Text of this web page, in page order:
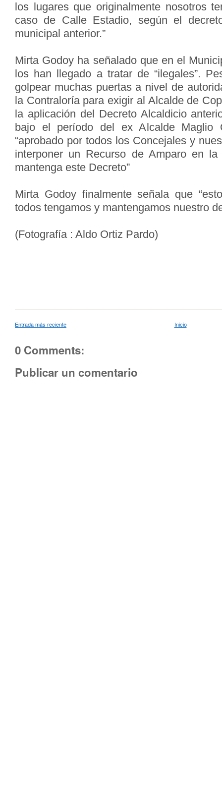
los lugares que originalmente nosotros
caso de Calle Estadio, según el
municipal anterior.”
Mirta Godoy ha señalado que en el
los han llegado a tratar de “ilegales”.
golpear muchas puertas a nivel de
la Contraloría para exigir al Alcalde de
la aplicación del Decreto Alcaldicio
bajo el período del ex Alcalde Maglio
“aprobado por todos los Concejales y
interponer un Recurso de Amparo en
mantenga este Decreto”
Mirta Godoy finalmente señala que
todos tengamos y mantengamos nuestro
(Fotografía : Aldo Ortiz Pardo)
Entrada más reciente Inicio
0 Comments:
Publicar un comentario